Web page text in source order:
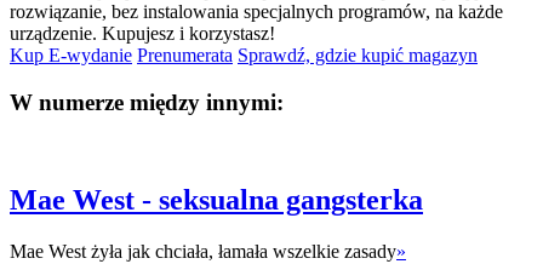
rozwiązanie, bez instalowania specjalnych programów, na każde
urządzenie. Kupujesz i korzystasz!
Kup E-wydanie Prenumerata Sprawdź, gdzie kupić magazyn
W numerze między innymi:
Mae West - seksualna gangsterka
Mae West żyła jak chciała, łamała wszelkie zasady»